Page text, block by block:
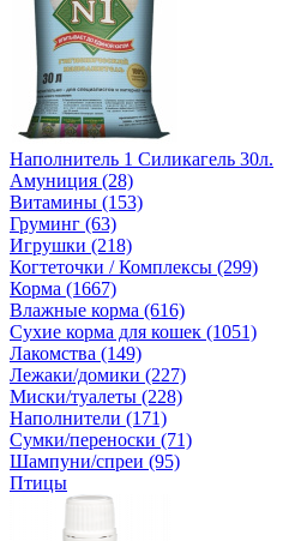
Наполнитель 1 Силикагель 30л.
Амуниция (28)
Витамины (153)
Груминг (63)
Игрушки (218)
Когтеточки / Комплексы (299)
Корма (1667)
Влажные корма (616)
Сухие корма для кошек (1051)
Лакомства (149)
Лежаки/домики (227)
Миски/туалеты (228)
Наполнители (171)
Сумки/переноски (71)
Шампуни/спреи (95)
Птицы